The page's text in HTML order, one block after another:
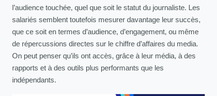
l’audience touchée, quel que soit le statut du journaliste. Les
salariés semblent toutefois mesurer davantage leur succès,
que ce soit en termes d’audience, d’engagement, ou même
de répercussions directes sur le chiffre d’affaires du media.
On peut penser qu’ils ont accès, grâce à leur média, à des
rapports et à des outils plus performants que les
indépendants.